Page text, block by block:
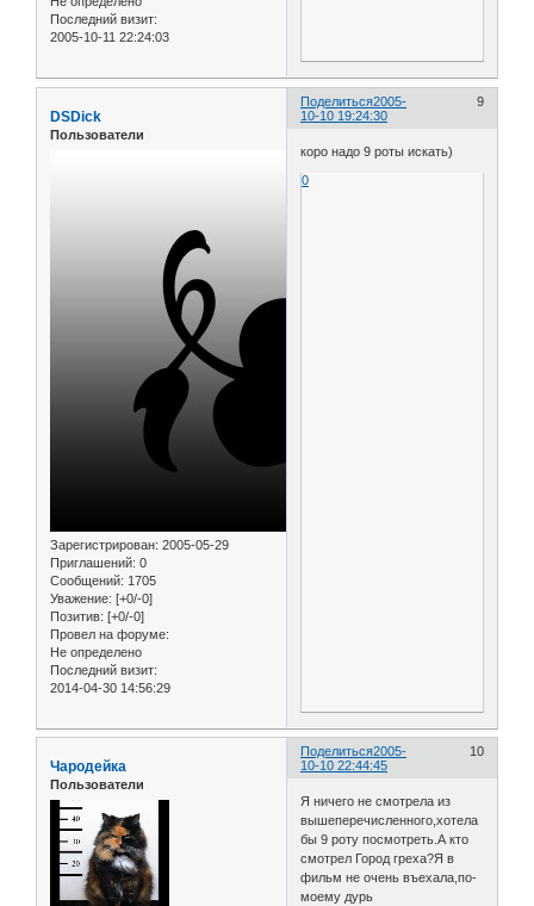
Последний визит:
2005-10-11 22:24:03
Поделиться 9
2005-
10-10 19:24:30
DSDick
Пользователи
Зарегистрирован: 2005-05-29
Приглашений: 0
Сообщений: 1705
Уважение: [+0/-0]
Позитив: [+0/-0]
Провел на форуме:
Не определено
Последний визит:
2014-04-30 14:56:29
коро надо 9 роты искать)
0
Поделиться 10
2005-
10-10 22:44:45
Чародейка
Пользователи
Я ничего не смотрела из
вышеперечисленного,хотела
бы 9 роту посмотреть.А кто
смотрел Город греха?Я в
фильм не очень въехала,по-
моему дурь